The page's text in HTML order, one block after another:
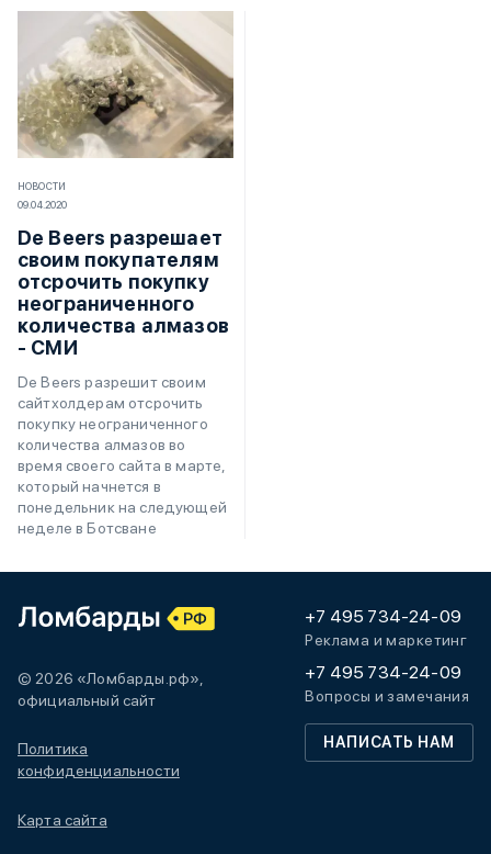
НОВОСТИ
09.04.2020
De Beers разрешает
своим покупателям
отсрочить покупку
неограниченного
количества алмазов
- СМИ
De Beers разрешит своим
сайтхолдерам отсрочить
покупку неограниченного
количества алмазов во
время своего сайта в марте,
который начнется в
понедельник на следующей
неделе в Ботсване
© 2026 «Ломбарды.рф»,
официальный сайт
Политика
конфиденциальности
Карта сайта
+7 495 734-24-09
Реклама и маркетинг
+7 495 734-24-09
Вопросы и замечания
НАПИСАТЬ НАМ